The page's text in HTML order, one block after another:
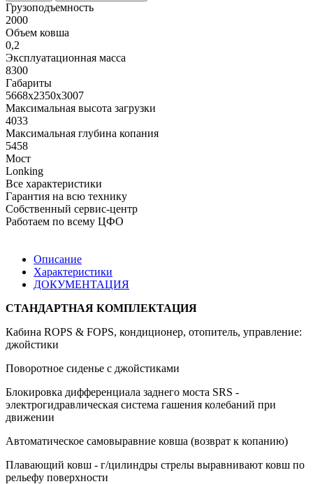
Грузоподъемность
2000
Объем ковша
0,2
Эксплуатационная масса
8300
Габариты
5668х2350х3007
Максимальная высота загрузки
4033
Максимальная глубина копания
5458
Мост
Lonking
Все характеристики
Гарантия на всю технику
Собственный сервис-центр
Работаем по всему ЦФО
Описание
Характеристики
ДОКУМЕНТАЦИЯ
СТАНДАРТНАЯ КОМПЛЕКТАЦИЯ
Кабина ROPS & FOPS, кондиционер, отопитель, управление:
джойстики
Поворотное сиденье с джойстиками
Блокировка дифференциала заднего моста SRS -
электрогидравлическая система гашения колебаний при
движении
Автоматическое самовыравние ковша (возврат к копанию)
Плавающий ковш - г/цилиндры стрелы выравнивают ковш по
рельефу поверхности